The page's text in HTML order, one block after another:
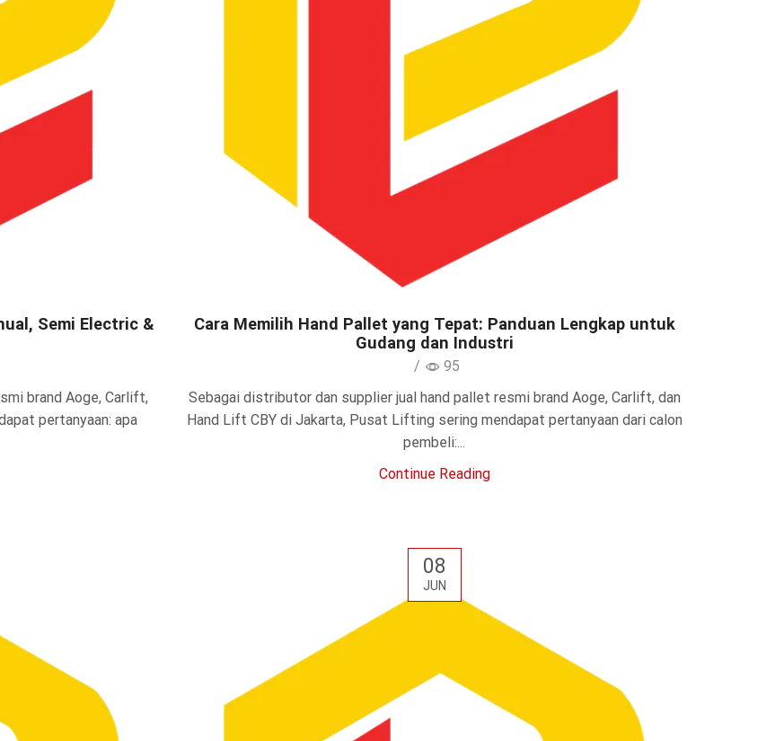
Semi Electric &
brand Aoge, Carlift,
pertanyaan: apa
Cara Memilih Hand Pallet yang Tepat: Panduan Lengkap untuk
Gudang dan Industri
/
95
Sebagai distributor dan supplier jual hand pallet resmi brand Aoge, Carlift, dan
Hand Lift CBY di Jakarta, Pusat Lifting sering mendapat pertanyaan dari calon
pembeli:...
Continue Reading
08
JUN